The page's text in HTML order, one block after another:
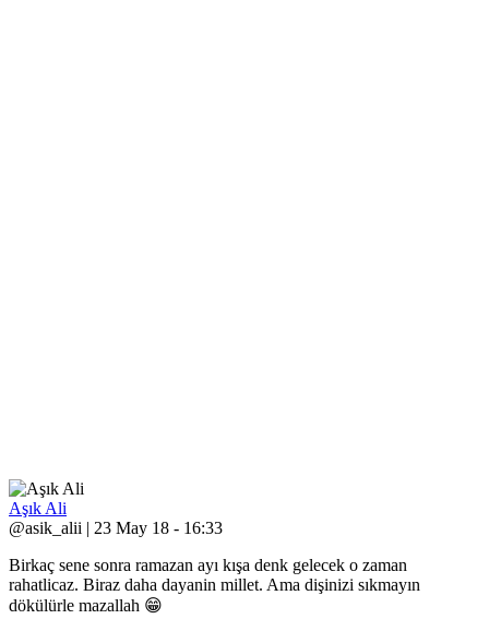
Aşık Ali
@asik_alii | 23 May 18 - 16:33
Birkaç sene sonra ramazan ayı kışa denk gelecek o zaman
rahatlicaz. Biraz daha dayanin millet. Ama dişinizi sıkmayın
dökülürle mazallah 😁